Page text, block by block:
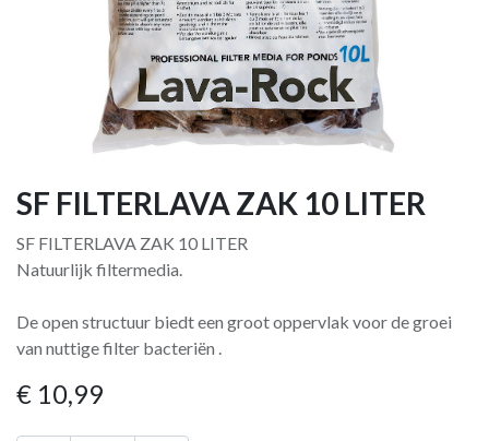
SF FILTERLAVA ZAK 10 LITER
SF FILTERLAVA ZAK 10 LITER
Natuurlijk filtermedia.
De open structuur biedt een groot oppervlak voor de groei
van nuttige filter bacteriën .
€ 10,99